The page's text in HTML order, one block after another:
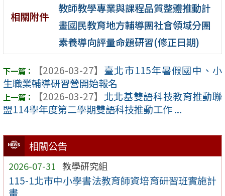
相關公告
2026-07-31 教學研究組
115-1北市中小學書法教育師資培育研習班實施計
畫
相關附件
教師教學專業與課程品質整體推動計
畫國民教育地方輔導團社會領域分團
素養導向評量命題研習(修正日期)
【2026-03-27】 臺北市115年暑假國中、小
生職業輔導研習營開始報名
【2026-03-27】 北北基雙語科技教育推動聯
盟114學年度第二學期雙語科技推動工作 ...